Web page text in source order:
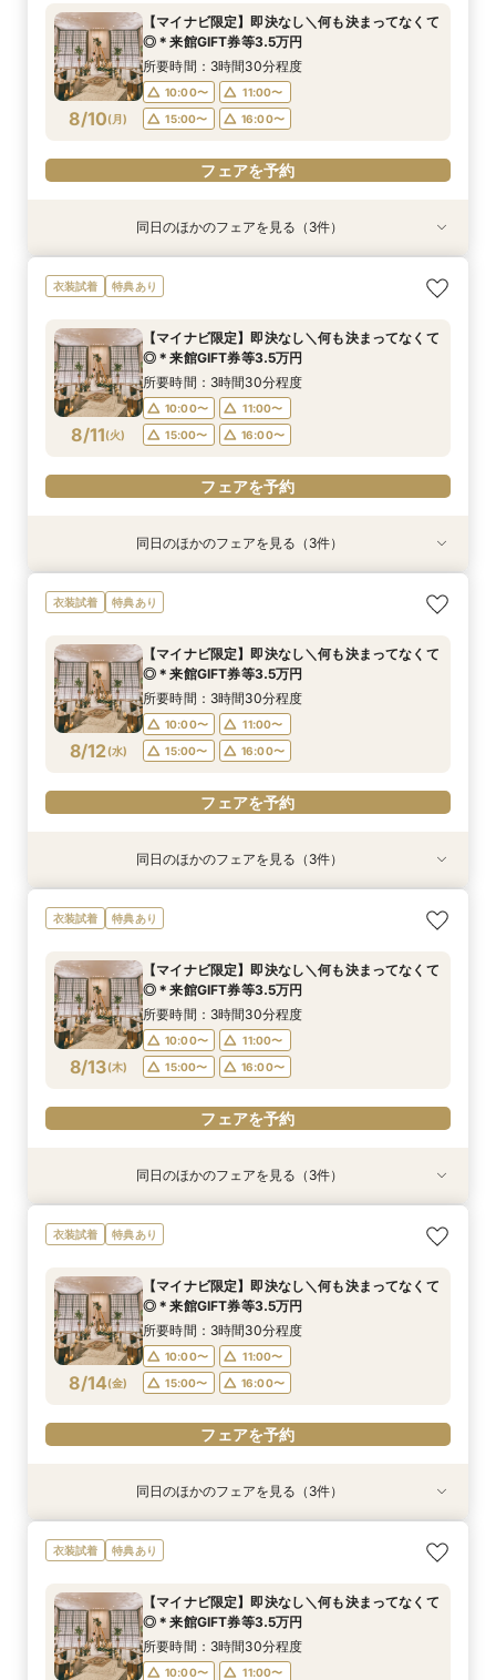
8/9(日)
10:00〜
11:00〜
15:00〜
16:00〜
フェアを予約
8/9(日)
10:00〜
11:00〜
15:00〜
16:00〜
フェアを予約
8/9(日)
所要時間：3時間30分程度
15:00〜
16:00〜
フェアを予約
8/10(月)
【マイナビ限定】即決なし＼何も決まってなくて
◎＊来館GIFT券等3.5万円
所要時間：3時間30分程度
10:00〜
11:00〜
15:00〜
16:00〜
フェアを予約
特典あり
8/10(月)
＼8.8.8◆入籍お祝い／挙式料全額プレゼント！
応援キャンペーン
10:00〜
11:00〜
15:00〜
16:00〜
フェアを予約
特典あり
8/10(月)
期間限定！1件目来館特典35,000円分ギフト券付
き＼何も決まってなくて◎
10:00〜
11:00〜
15:00〜
16:00〜
フェアを予約
特典あり
8/10(月)
【少人数6名～OK】アットホームなパーティがお
得に叶う♪少人数会食会のご相談会 マイナビ限
所要時間：3時間30分程度
15:00〜
16:00〜
フェアを予約
同日のほかのフェアを見る（3件）
衣装試着 特典あり
8/11(火)
【マイナビ限定】即決なし＼何も決まってなくて
◎＊来館GIFT券等3.5万円
所要時間：3時間30分程度
10:00〜
11:00〜
15:00〜
16:00〜
フェアを予約
特典あり
8/11(火)
＼8.8.8◆入籍お祝い／挙式料全額プレゼント！
応援キャンペーン
10:00〜
11:00〜
15:00〜
16:00〜
フェアを予約
特典あり
8/11(火)
期間限定！1件目来館特典35,000円分ギフト券付
き＼何も決まってなくて◎
10:00〜
11:00〜
15:00〜
16:00〜
フェアを予約
特典あり
8/11(火)
【少人数6名～OK】アットホームなパーティがお
得に叶う♪少人数会食会のご相談会 マイナビ限
所要時間：3時間30分程度
15:00〜
16:00〜
フェアを予約
同日のほかのフェアを見る（3件）
衣装試着 特典あり
8/12(水)
【マイナビ限定】即決なし＼何も決まってなくて
◎＊来館GIFT券等3.5万円
所要時間：3時間30分程度
10:00〜
11:00〜
15:00〜
16:00〜
フェアを予約
特典あり
8/12(水)
＼8.8.8◆入籍お祝い／挙式料全額プレゼント！
応援キャンペーン
10:00〜
11:00〜
15:00〜
16:00〜
フェアを予約
特典あり
8/12(水)
期間限定！1件目来館特典35,000円分ギフト券付
き＼何も決まってなくて◎
10:00〜
11:00〜
15:00〜
16:00〜
フェアを予約
特典あり
8/12(水)
【少人数6名～OK】アットホームなパーティがお
得に叶う♪少人数会食会のご相談会 マイナビ限
所要時間：3時間30分程度
15:00〜
16:00〜
フェアを予約
同日のほかのフェアを見る（3件）
衣装試着 特典あり
8/13(木)
【マイナビ限定】即決なし＼何も決まってなくて
◎＊来館GIFT券等3.5万円
所要時間：3時間30分程度
10:00〜
11:00〜
15:00〜
16:00〜
フェアを予約
特典あり
8/13(木)
＼8.8.8◆入籍お祝い／挙式料全額プレゼント！
応援キャンペーン
10:00〜
11:00〜
15:00〜
16:00〜
フェアを予約
特典あり
8/13(木)
期間限定！1件目来館特典35,000円分ギフト券付
き＼何も決まってなくて◎
10:00〜
11:00〜
15:00〜
16:00〜
フェアを予約
特典あり
8/13(木)
【少人数6名～OK】アットホームなパーティがお
得に叶う♪少人数会食会のご相談会 マイナビ限
所要時間：3時間30分程度
15:00〜
16:00〜
フェアを予約
同日のほかのフェアを見る（3件）
衣装試着 特典あり
8/14(金)
【マイナビ限定】即決なし＼何も決まってなくて
◎＊来館GIFT券等3.5万円
所要時間：3時間30分程度
10:00〜
11:00〜
15:00〜
16:00〜
フェアを予約
特典あり
8/14(金)
＼8.8.8◆入籍お祝い／挙式料全額プレゼント！
応援キャンペーン
10:00〜
11:00〜
15:00〜
16:00〜
特典あり
8/14(金)
期間限定！1件目来館特典35,000円分ギフト券付
き＼何も決まってなくて◎
10:00〜
11:00〜
15:00〜
16:00〜
特典あり
8/14(金)
【少人数6名～OK】アットホームなパーティがお
得に叶う♪少人数会食会のご相談会 マイナビ限
所要時間：3時間30分程度
15:00〜
16:00〜
同日のほかのフェアを見る（3件）
衣装試着 特典あり
【マイナビ限定】即決なし＼何も決まってなくて
◎＊来館GIFT券等3.5万円
所要時間：3時間30分程度
10:00〜
11:00〜